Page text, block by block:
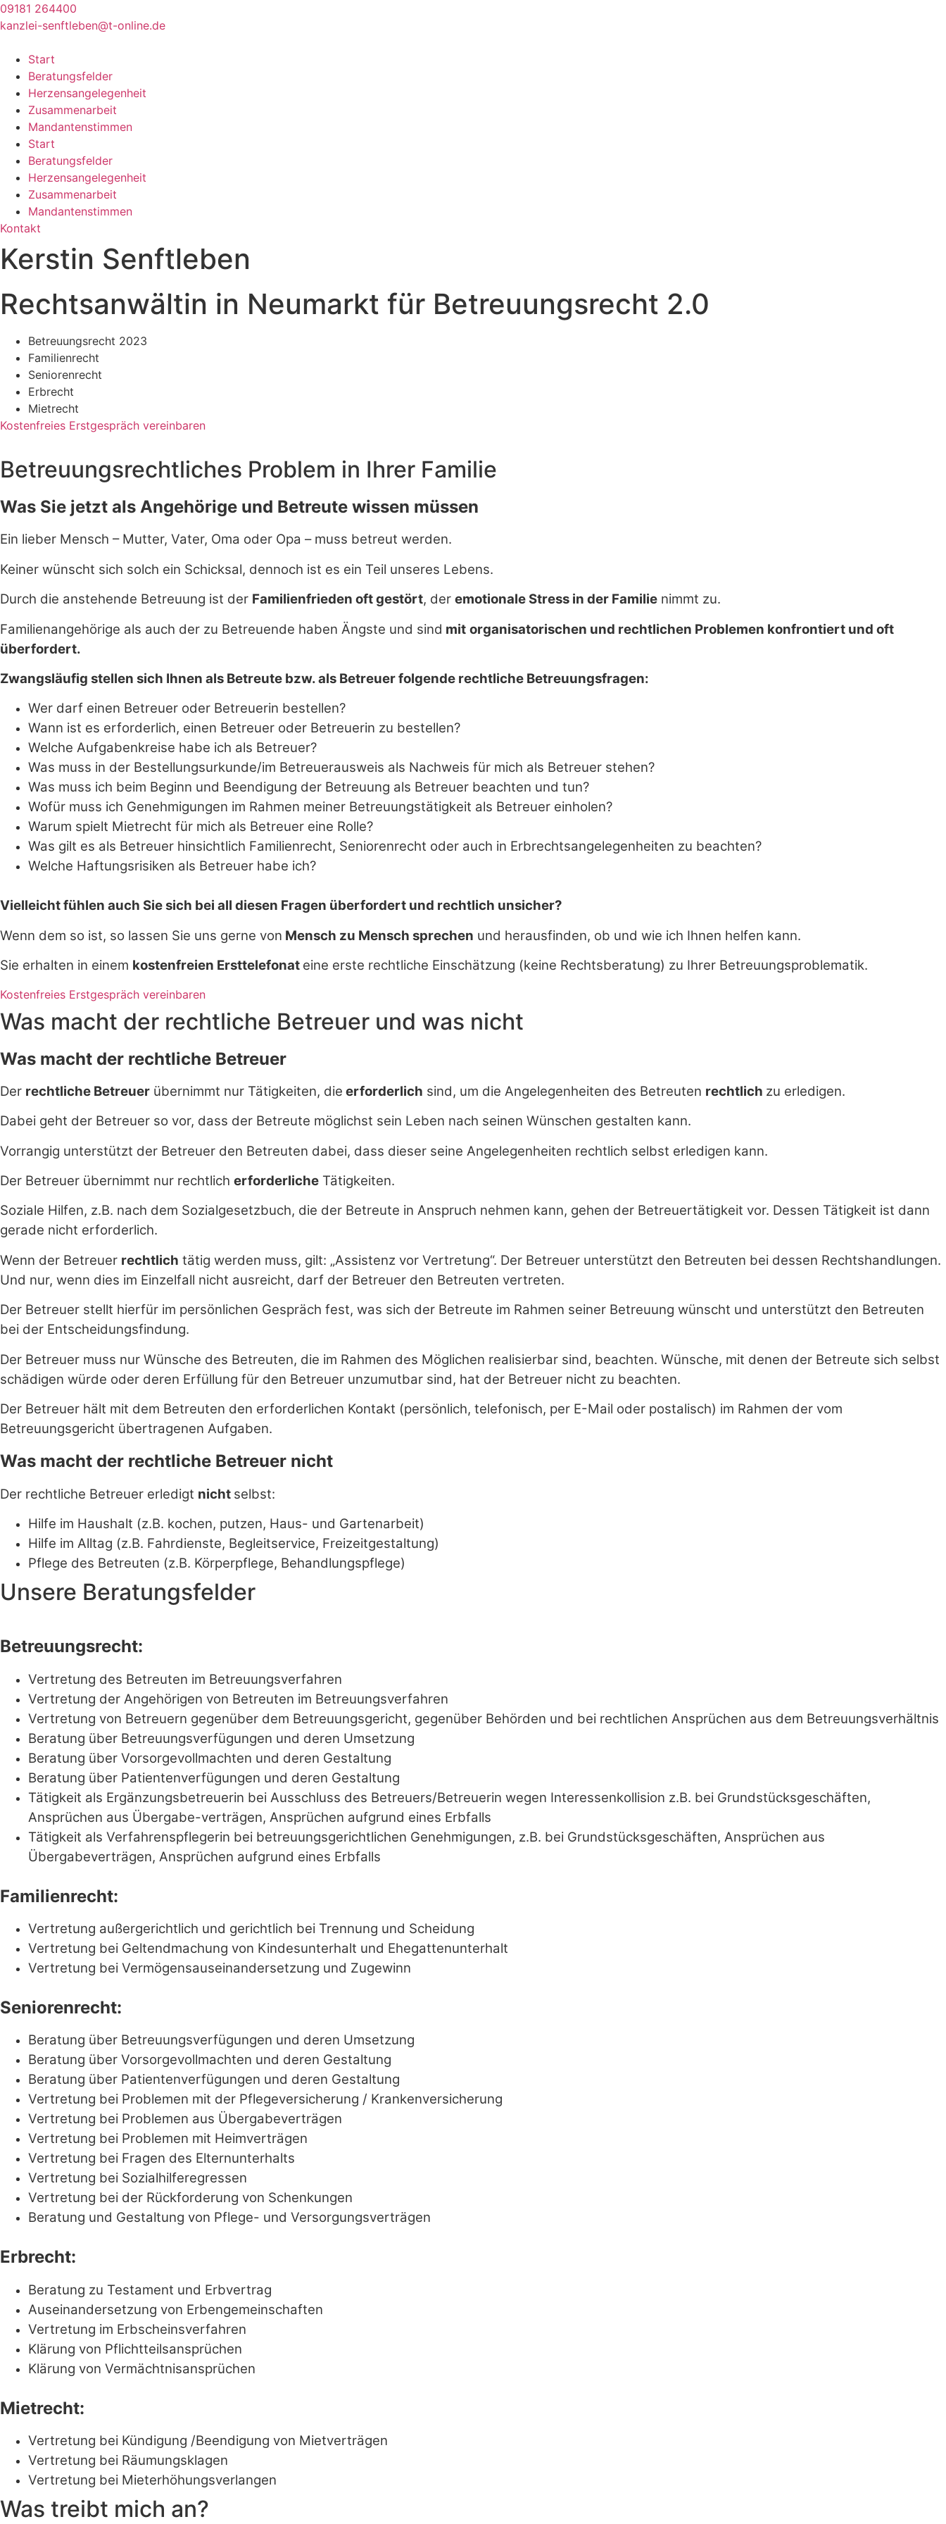
09181 264400
kanzlei-senftleben@t-online.de
Start
Beratungsfelder
Herzensangelegenheit
Zusammenarbeit
Mandantenstimmen
Start
Beratungsfelder
Herzensangelegenheit
Zusammenarbeit
Mandantenstimmen
Kontakt
Kerstin Senftleben
Rechtsanwältin in Neumarkt für Betreuungsrecht 2.0
Betreuungsrecht 2023
Familienrecht
Seniorenrecht
Erbrecht
Mietrecht
Kostenfreies Erstgespräch vereinbaren
Betreuungsrechtliches Problem in Ihrer Familie
Was Sie jetzt als Angehörige und Betreute wissen müssen
Ein lieber Mensch – Mutter, Vater, Oma oder Opa – muss betreut werden.
Keiner wünscht sich solch ein Schicksal, dennoch ist es ein Teil unseres Lebens.
Durch die anstehende Betreuung ist der Familienfrieden oft gestört, der emotionale Stress in der Familie nimmt zu.
Familienangehörige als auch der zu Betreuende haben Ängste und sind mit organisatorischen und rechtlichen Problemen konfrontiert und oft
überfordert.
Zwangsläufig stellen sich Ihnen als Betreute bzw. als Betreuer folgende rechtliche Betreuungsfragen:
Wer darf einen Betreuer oder Betreuerin bestellen?
Wann ist es erforderlich, einen Betreuer oder Betreuerin zu bestellen?
Welche Aufgabenkreise habe ich als Betreuer?
Was muss in der Bestellungsurkunde/im Betreuerausweis als Nachweis für mich als Betreuer stehen?
Was muss ich beim Beginn und Beendigung der Betreuung als Betreuer beachten und tun?
Wofür muss ich Genehmigungen im Rahmen meiner Betreuungstätigkeit als Betreuer einholen?
Warum spielt Mietrecht für mich als Betreuer eine Rolle?
Was gilt es als Betreuer hinsichtlich Familienrecht, Seniorenrecht oder auch in Erbrechtsangelegenheiten zu beachten?
Welche Haftungsrisiken als Betreuer habe ich?
Vielleicht fühlen auch Sie sich bei all diesen Fragen überfordert und rechtlich unsicher?
Wenn dem so ist, so lassen Sie uns gerne von Mensch zu Mensch sprechen und herausfinden, ob und wie ich Ihnen helfen kann.
Sie erhalten in einem kostenfreien Ersttelefonat eine erste rechtliche Einschätzung (keine Rechtsberatung) zu Ihrer Betreuungsproblematik.
Kostenfreies Erstgespräch vereinbaren
Was macht der rechtliche Betreuer und was nicht
Was macht der rechtliche Betreuer
Der rechtliche Betreuer übernimmt nur Tätigkeiten, die erforderlich sind, um die Angelegenheiten des Betreuten rechtlich zu erledigen.
Dabei geht der Betreuer so vor, dass der Betreute möglichst sein Leben nach seinen Wünschen gestalten kann.
Vorrangig unterstützt der Betreuer den Betreuten dabei, dass dieser seine Angelegenheiten rechtlich selbst erledigen kann.
Der Betreuer übernimmt nur rechtlich erforderliche Tätigkeiten.
Soziale Hilfen, z.B. nach dem Sozialgesetzbuch, die der Betreute in Anspruch nehmen kann, gehen der Betreuertätigkeit vor. Dessen Tätigkeit ist dann
gerade nicht erforderlich.
Wenn der Betreuer rechtlich tätig werden muss, gilt: „Assistenz vor Vertretung“. Der Betreuer unterstützt den Betreuten bei dessen Rechtshandlungen.
Und nur, wenn dies im Einzelfall nicht ausreicht, darf der Betreuer den Betreuten vertreten.
Der Betreuer stellt hierfür im persönlichen Gespräch fest, was sich der Betreute im Rahmen seiner Betreuung wünscht und unterstützt den Betreuten
bei der Entscheidungsfindung.
Der Betreuer muss nur Wünsche des Betreuten, die im Rahmen des Möglichen realisierbar sind, beachten. Wünsche, mit denen der Betreute sich selbst
schädigen würde oder deren Erfüllung für den Betreuer unzumutbar sind, hat der Betreuer nicht zu beachten.
Der Betreuer hält mit dem Betreuten den erforderlichen Kontakt (persönlich, telefonisch, per E-Mail oder postalisch) im Rahmen der vom
Betreuungsgericht übertragenen Aufgaben.
Was macht der rechtliche Betreuer nicht
Der rechtliche Betreuer erledigt nicht selbst:
Hilfe im Haushalt (z.B. kochen, putzen, Haus- und Gartenarbeit)
Hilfe im Alltag (z.B. Fahrdienste, Begleitservice, Freizeitgestaltung)
Pflege des Betreuten (z.B. Körperpflege, Behandlungspflege)
Unsere Beratungsfelder
Betreuungsrecht:
Vertretung des Betreuten im Betreuungsverfahren
Vertretung der Angehörigen von Betreuten im Betreuungsverfahren
Vertretung von Betreuern gegenüber dem Betreuungsgericht, gegenüber Behörden und bei rechtlichen Ansprüchen aus dem Betreuungsverhältnis
Beratung über Betreuungsverfügungen und deren Umsetzung
Beratung über Vorsorgevollmachten und deren Gestaltung
Beratung über Patientenverfügungen und deren Gestaltung
Tätigkeit als Ergänzungsbetreuerin bei Ausschluss des Betreuers/Betreuerin wegen Interessenkollision z.B. bei Grundstücksgeschäften,
Ansprüchen aus Übergabe-verträgen, Ansprüchen aufgrund eines Erbfalls
Tätigkeit als Verfahrenspflegerin bei betreuungsgerichtlichen Genehmigungen, z.B. bei Grundstücksgeschäften, Ansprüchen aus
Übergabeverträgen, Ansprüchen aufgrund eines Erbfalls
Familienrecht:
Vertretung außergerichtlich und gerichtlich bei Trennung und Scheidung
Vertretung bei Geltendmachung von Kindesunterhalt und Ehegattenunterhalt
Vertretung bei Vermögensauseinandersetzung und Zugewinn
Seniorenrecht:
Beratung über Betreuungsverfügungen und deren Umsetzung
Beratung über Vorsorgevollmachten und deren Gestaltung
Beratung über Patientenverfügungen und deren Gestaltung
Vertretung bei Problemen mit der Pflegeversicherung / Krankenversicherung
Vertretung bei Problemen aus Übergabeverträgen
Vertretung bei Problemen mit Heimverträgen
Vertretung bei Fragen des Elternunterhalts
Vertretung bei Sozialhilferegressen
Vertretung bei der Rückforderung von Schenkungen
Beratung und Gestaltung von Pflege- und Versorgungsverträgen
Erbrecht:
Beratung zu Testament und Erbvertrag
Auseinandersetzung von Erbengemeinschaften
Vertretung im Erbscheinsverfahren
Klärung von Pflichtteilsansprüchen
Klärung von Vermächtnisansprüchen
Mietrecht:
Vertretung bei Kündigung /Beendigung von Mietverträgen
Vertretung bei Räumungsklagen
Vertretung bei Mieterhöhungsverlangen
Was treibt mich an?